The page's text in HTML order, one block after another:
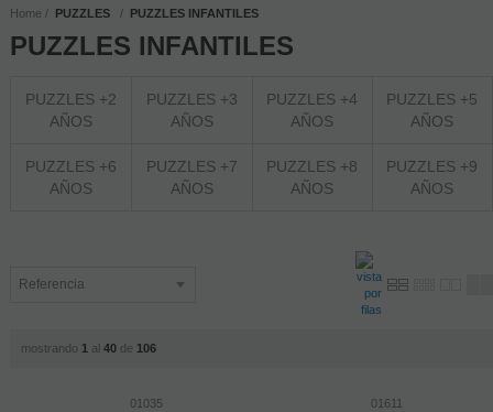
Home PUZZLES PUZZLES INFANTILES
PUZZLES INFANTILES
PUZZLES +2
AÑOS
PUZZLES +3
AÑOS
PUZZLES +4
AÑOS
PUZZLES +5
AÑOS
PUZZLES +6
AÑOS
PUZZLES +7
AÑOS
PUZZLES +8
AÑOS
PUZZLES +9
AÑOS
mostrando 1 al 40de 106
01035 01611